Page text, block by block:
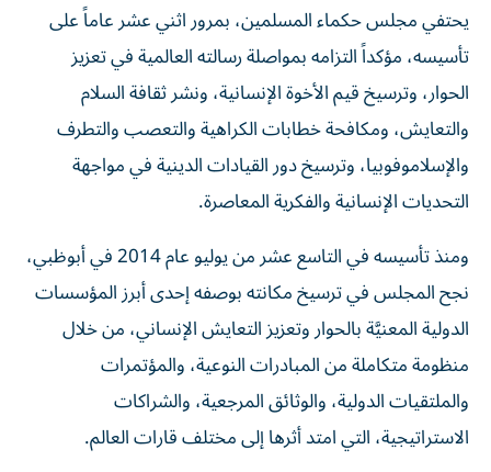
يحتفي مجلس حكماء المسلمين، بمرور اثني عشر عاماً على
تأسيسه، مؤكداً التزامه بمواصلة رسالته العالمية في تعزيز
الحوار، وترسيخ قيم الأخوة الإنسانية، ونشر ثقافة السلام
والتعايش، ومكافحة خطابات الكراهية والتعصب والتطرف
والإسلاموفوبيا، وترسيخ دور القيادات الدينية في مواجهة
التحديات الإنسانية والفكرية المعاصرة.
ومنذ تأسيسه في التاسع عشر من يوليو عام 2014 في أبوظبي،
نجح المجلس في ترسيخ مكانته بوصفه إحدى أبرز المؤسسات
الدولية المعنيَّة بالحوار وتعزيز التعايش الإنساني، من خلال
منظومة متكاملة من المبادرات النوعية، والمؤتمرات
والملتقيات الدولية، والوثائق المرجعية، والشراكات
الاستراتيجية، التي امتد أثرها إلى مختلف قارات العالم.